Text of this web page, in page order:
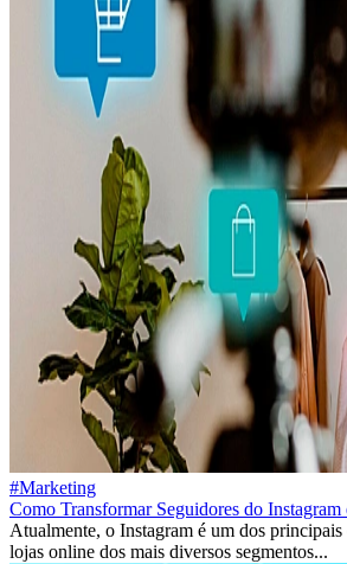
#Marketing
Como Transformar Seguidores do Instagram
Atualmente, o Instagram é um dos principais
lojas online dos mais diversos segmentos...